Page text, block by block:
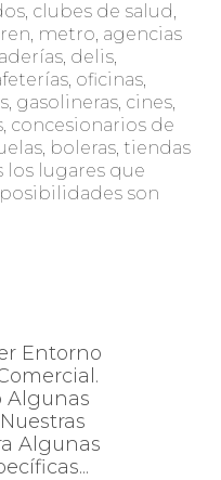
clubes de salud,
metro, agencias
delis,
oficinas,
gasolineras, cines,
concesionarios de
boleras, tiendas
los lugares que
posibilidades son
Entorno
Algunas
Algunas